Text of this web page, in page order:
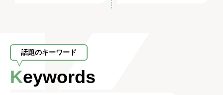
話題のキーワード
Keywords